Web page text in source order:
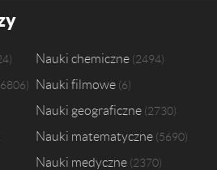
Nauki chemiczne 2494
Nauki filmowe 6
Nauki geograficzne 2730
Nauki matematyczne 5690
Nauki medyczne 2370